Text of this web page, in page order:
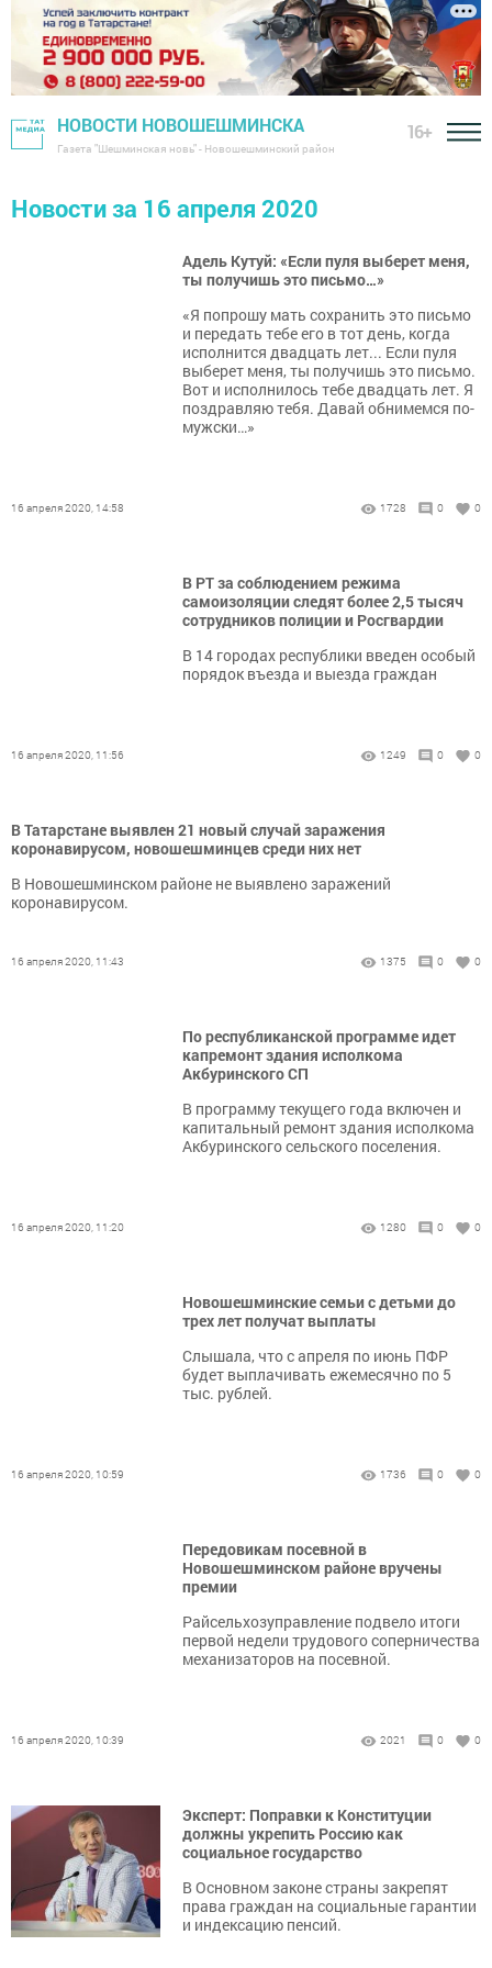
НОВОСТИ НОВОШЕШМИНСКА
Газета "Шешминская новь" - Новошешминский район
16+
Новости за 16 апреля 2020
Адель Кутуй: «Если пуля выберет меня,
ты получишь это письмо…»
«Я попрошу мать сохранить это письмо
и передать тебе его в тот день, когда
исполнится двадцать лет... Если пуля
выберет меня, ты получишь это письмо.
Вот и исполнилось тебе двадцать лет. Я
поздравляю тебя. Давай обнимемся по-
мужски…»
16 апреля 2020, 14:58 1728 0 0
В РТ за соблюдением режима
самоизоляции следят более 2,5 тысяч
сотрудников полиции и Росгвардии
В 14 городах республики введен особый
порядок въезда и выезда граждан
16 апреля 2020, 11:56 1249 0 0
В Татарстане выявлен 21 новый случай заражения
коронавирусом, новошешминцев среди них нет
В Новошешминском районе не выявлено заражений
коронавирусом.
16 апреля 2020, 11:43 1375 0 0
По республиканской программе идет
капремонт здания исполкома
Акбуринского СП
В программу текущего года включен и
капитальный ремонт здания исполкома
Акбуринского сельского поселения.
16 апреля 2020, 11:20 1280 0 0
Новошешминские семьи с детьми до
трех лет получат выплаты
Слышала, что с апреля по июнь ПФР
будет выплачивать ежемесячно по 5
тыс. рублей.
16 апреля 2020, 10:59 1736 0 0
Передовикам посевной в
Новошешминском районе вручены
премии
Райсельхозуправление подвело итоги
первой недели трудового соперничества
механизаторов на посевной.
16 апреля 2020, 10:39 2021 0 0
Эксперт: Поправки к Конституции
должны укрепить Россию как
социальное государство
В Основном законе страны закрепят
права граждан на социальные гарантии
и индексацию пенсий.